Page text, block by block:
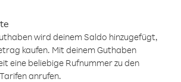
wird deinem Saldo hinzugefügt,
kaufen. Mit deinem Guthaben
eine beliebige Rufnummer zu den
anrufen.